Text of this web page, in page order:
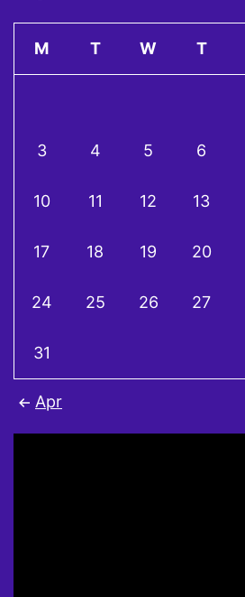
M T W T
3 4 5 6
10 11 12 13
17 18 19 20
24 25 26 27
31
Apr